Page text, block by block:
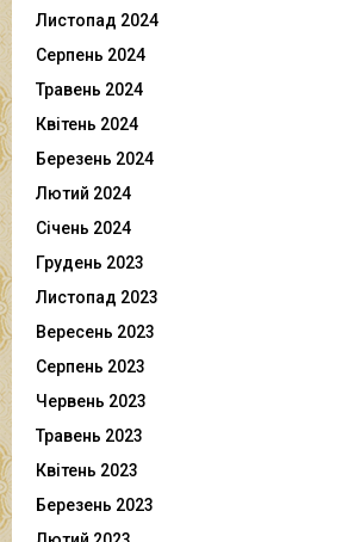
Листопад 2024
Серпень 2024
Травень 2024
Квітень 2024
Березень 2024
Лютий 2024
Січень 2024
Грудень 2023
Листопад 2023
Вересень 2023
Серпень 2023
Червень 2023
Травень 2023
Квітень 2023
Березень 2023